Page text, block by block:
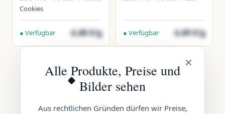
Cookies
● Verfügbar 4,48 €/g ● Verfügbar 4,49 €/g
✕
Alle Produkte, Preise und
Bilder sehen
Aus rechtlichen Gründen dürfen wir Preise,
Alle Sorten anzeigen